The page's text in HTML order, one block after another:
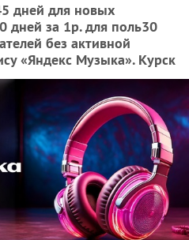
дней для новых
дней за 1р. для поль30
без активной
«Яндекс Музыка». Курск